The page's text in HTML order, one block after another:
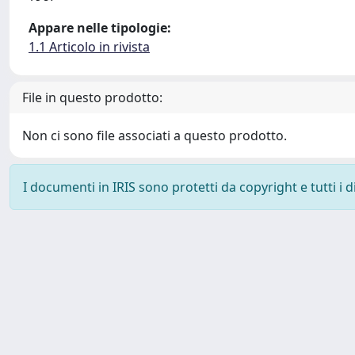
Appare nelle tipologie:
1.1 Articolo in rivista
File in questo prodotto:
Non ci sono file associati a questo prodotto.
I documenti in IRIS sono protetti da copyright e tutti i